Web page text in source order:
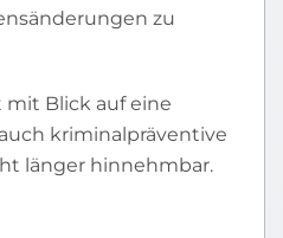
zu
Blick auf eine
kriminalpräventive
länger hinnehmbar.